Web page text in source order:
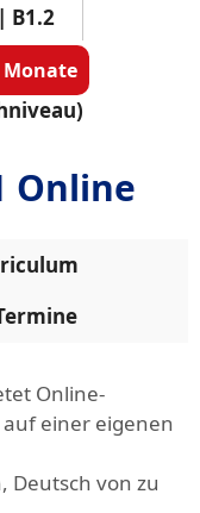
B1.2
Monate
Online
Online-
einer eigenen
von zu